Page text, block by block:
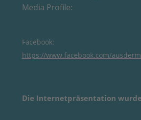
Media Profile:
Facebook:
https://www.facebook.com/
Die Internetpräsentation